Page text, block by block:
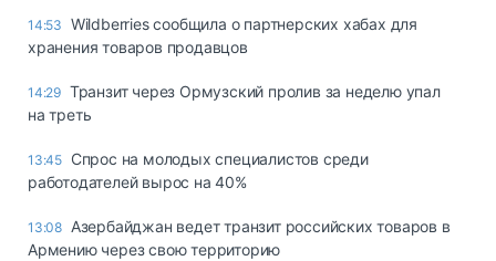
14:53 Wildberries сообщила о партнерских хабах для
хранения товаров продавцов
14:29 Транзит через Ормузский пролив за неделю упал
на треть
13:45 Спрос на молодых специалистов среди
работодателей вырос на 40%
13:08 Азербайджан ведет транзит российских товаров в
Армению через свою территорию